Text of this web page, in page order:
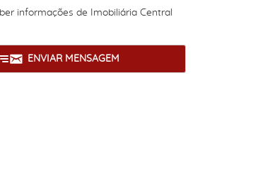
informações de Imobiliária Central
ENVIAR MENSAGEM